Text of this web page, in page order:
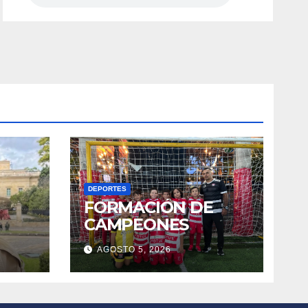
DEPORTES
FORMACIÓN DE
CAMPEONES
AGOSTO 5, 2026